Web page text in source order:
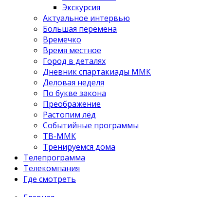
Экскурсия
Актуальное интервью
Большая перемена
Времечко
Время местное
Город в деталях
Дневник спартакиады ММК
Деловая неделя
По букве закона
Преображение
Растопим лёд
Событийные программы
ТВ-ММК
Тренируемся дома
Телепрограмма
Телекомпания
Где смотреть